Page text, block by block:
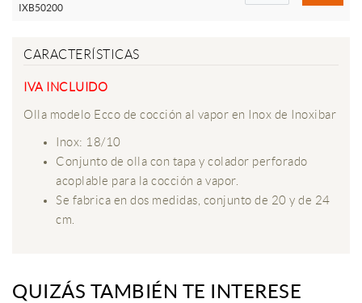
IXB50200
CARACTERÍSTICAS
IVA INCLUIDO
Olla modelo Ecco de cocción al vapor en Inox de Inoxibar
Inox: 18/10
Conjunto de olla con tapa y colador perforado
acoplable para la cocción a vapor.
Se fabrica en dos medidas, conjunto de 20 y de 24
cm.
QUIZÁS TAMBIÉN TE INTERESE